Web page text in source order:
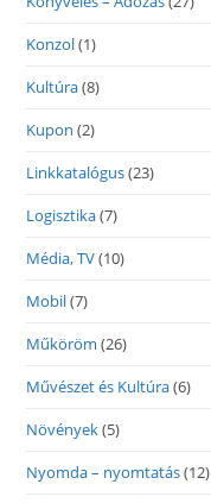
Konzol(1)
Kultúra(8)
Kupon (2)
Linkkatalógus(23)
Logisztika(7)
Média, TV(10)
Mobil(7)
Műköröm (26)
Művészet és Kultúra(6)
Növények(5)
Nyomda – nyomtatás(12)